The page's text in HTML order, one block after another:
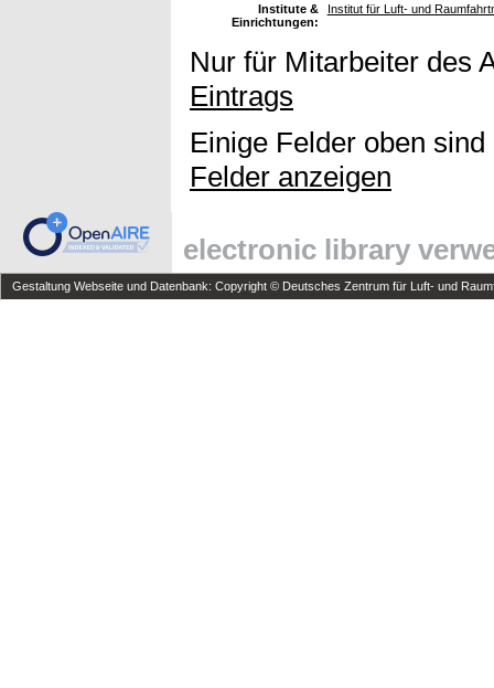
Institute &
Einrichtungen:
Institut für Luft- und
Nur für Mitarbeiter des
Eintrags
Einige Felder oben
Felder anzeigen
electronic library
Gestaltung Webseite und Datenbank: Copyright © Deutsches Zentrum für Luft- und